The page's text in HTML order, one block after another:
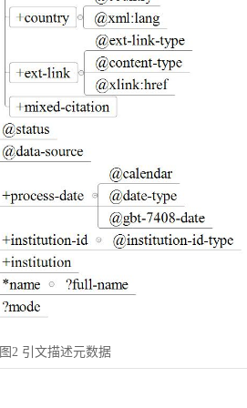
图2 引文描述元数据